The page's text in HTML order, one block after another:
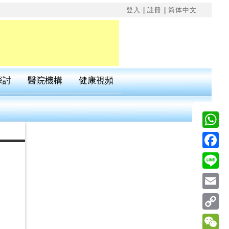
登入 |註冊 |简体中文
討 醫院機構 健康視頻
Line